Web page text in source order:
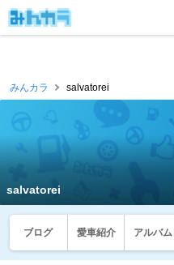
みんカラ salvatorei
salvatorei
ブログ 愛車紹介 アルバム